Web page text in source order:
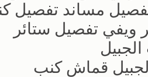
تفصيل مساند
تفصيل ستائر
قماش كنب